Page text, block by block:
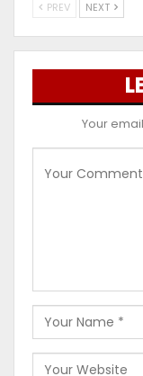
PREV NEXT
Your